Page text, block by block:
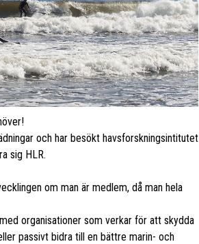
och har besökt havsforskningsintitutet
sig HLR.
om man är medlem, då man hela
organisationer som verkar för att skydda
passivt bidra till en bättre marin- och